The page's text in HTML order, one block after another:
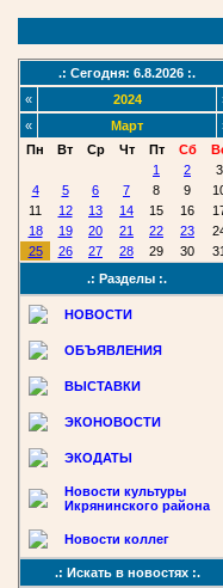
.: Сегодня: 6.8.2026 :.
«
2024
«
Март
Пн
Вт Ср Чт Пт Сб
1
2
3
4
5 6 7 8 9
11
12 13 14 15 16
18
19 20 21 22 23
25
26 27 28 29 30
31
.: Разделы :.
НОВОСТИ
ОБЪЯВЛЕНИЯ
ВЫСТАВКИ
ЭКОНОВОСТИ
ЭКОДАТЫ
Новости культуры
Икрянинского района
Новости коллег
.: Искать в новостях :.